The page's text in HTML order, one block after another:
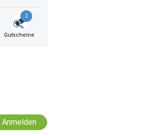
2
Gutscheine
Anmelden